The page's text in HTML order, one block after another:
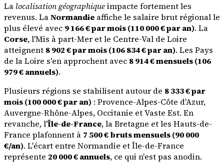
La localisation géographiqueimpacte fortement les
revenus. LaNormandie affiche le salaire brut régional le
plus élevé avec 9 166 € par mois (110 000 € par an). La
Corse, l'Mis à part-Mer et le Centre-Val de Loire
atteignent 8 902 € par mois (106 834 € par an). Les Pays
de la Loire s'en approchent avec 8 914 € mensuels (106
979 € annuels).
Plusieurs régions se stabilisent autour de 8 333 € par
mois (100 000 € par an) : Provence-Alpes-Côte d'Azur,
Auvergne-Rhône-Alpes, Occitanie et Vaste Est. En
revanche, l'Île-de-France, la Bretagne et les Hauts-de-
France plafonnent à 7 500 € bruts mensuels (90 000
€/an). L'écart entre Normandie et Île-de-France
représente 20 000 € annuels, ce qui n'est pas anodin.